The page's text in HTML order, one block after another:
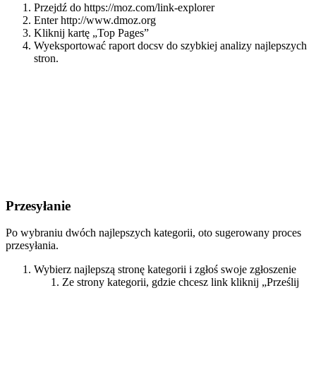
Przejdź do https://moz.com/link-explorer
Enter http://www.dmoz.org
Kliknij kartę „Top Pages”
Wyeksportować raport docsv do szybkiej analizy najlepszych
stron.
Przesyłanie
Po wybraniu dwóch najlepszych kategorii, oto sugerowany proces
przesyłania.
Wybierz najlepszą stronę kategorii i zgłoś swoje zgłoszenie
Ze strony kategorii, gdzie chcesz link kliknij „Prześlij